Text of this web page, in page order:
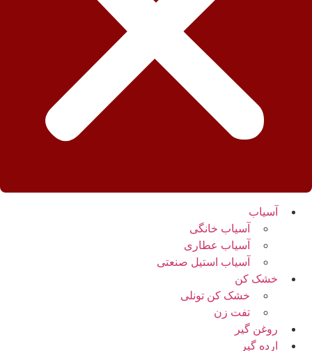
آسیاب
آسیاب خانگی
آسیاب عطاری
آسیاب استیل صنعتی
خشک کن
خشک کن تونلی
تفت زن
روغن گیر
ارده گیر